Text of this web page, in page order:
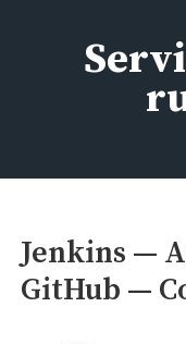
содержимому
Jenkins —
GitHub —